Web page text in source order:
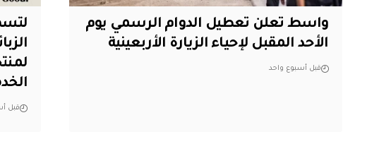
واسط تعلن تعطيل الدوام الرسمي يوم
الأحد المقبل لإحياء الزيارة الأربعينية
قبل أسبوع واحد
قبل